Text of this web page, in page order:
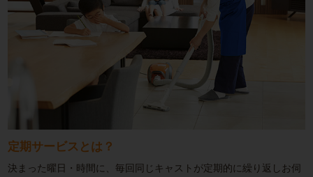
定期サービスとは？
決まった曜日・時間に、毎回同じキャストが定期的に繰り返しお伺